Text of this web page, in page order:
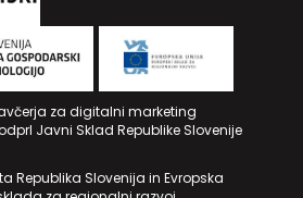
za digitalni marketing
Javni Sklad Republike Slovenije
Republika Slovenija in Evropska